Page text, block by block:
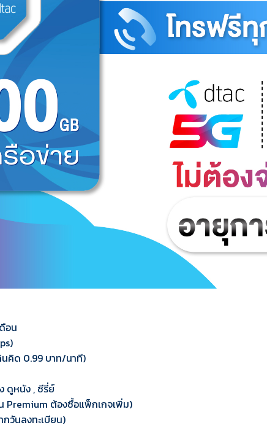
อน
นคิด 0.99 บาท/นาที)
ดูหนัง , ซีรี่ย์
Premium ต้องซื้อแพ็กเกจเพิ่ม)
กวันลงทะเบียน)